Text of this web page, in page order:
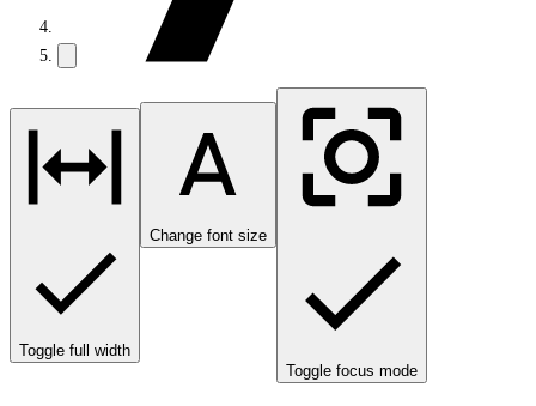
Toggle full width
Change font size
Toggle focus mode